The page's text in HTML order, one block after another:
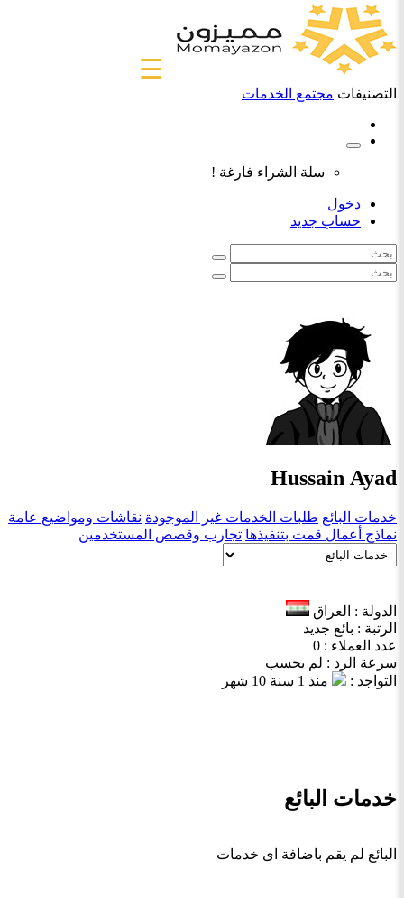
☰
التصنيفات مجتمع الخدمات
سلة الشراء فارغة !
دخول
حساب جديد
Hussain Ayad
خدمات البائع طلبات الخدمات غير الموجودة نقاشات ومواضيع عامة
نماذج أعمال قمت بتنفيذها تجارب وقصص المستخدمين
الدولة : العراق
الرتبة : بائع جديد
عدد العملاء : 0
سرعة الرد : لم يحسب
التواجد :
منذ 1 سنة 10 شهر
خدمات البائع
البائع لم يقم باضافة اى خدمات